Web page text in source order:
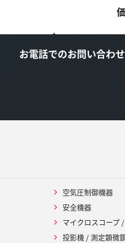
お電話でのお問い合わせ
空気圧制御機器
安全機器
マイクロスコープ
投影機 / 測定顕微